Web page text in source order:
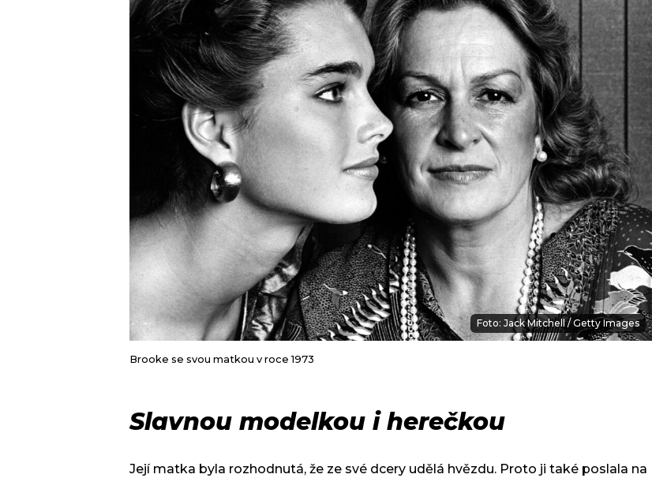
Foto: Jack Mitchell / Getty Images
Brooke se svou matkou v roce 1973
Slavnou modelkou i herečkou
Její matka byla rozhodnutá, že ze své dcery udělá hvězdu. Proto ji také poslala na